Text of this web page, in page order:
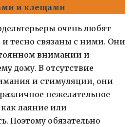
и клещами
очень любят
и тесно связаны с ними. Они
внимании и
дому. В отсутствие
и стимуляции, они
нежелательное
лаяние или
Поэтому обязательно